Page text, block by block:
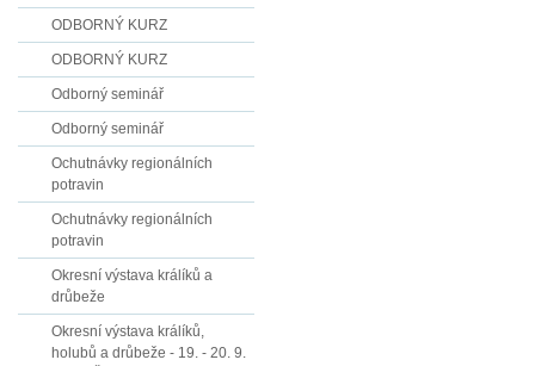
ODBORNÝ KURZ
ODBORNÝ KURZ
Odborný seminář
Odborný seminář
Ochutnávky regionálních
potravin
Ochutnávky regionálních
potravin
Okresní výstava králíků a
drůbeže
Okresní výstava králíků,
holubů a drůbeže - 19. - 20. 9.